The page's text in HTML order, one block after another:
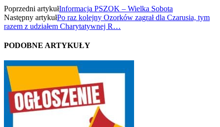
Poprzedni artykułInformacja PSZOK – Wielka Sobota
Następny artykułPo raz kolejny Ozorków zagrał dla Czarusia, tym
razem z udziałem Charytatywnej R…
PODOBNE ARTYKUŁY